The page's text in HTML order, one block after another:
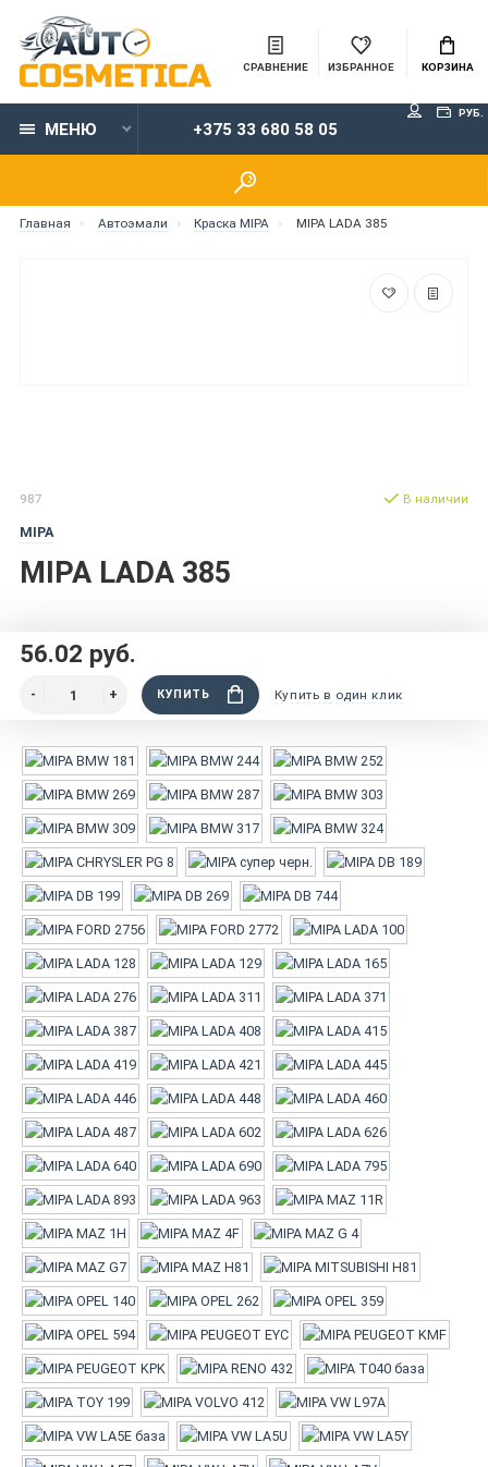
СРАВНЕНИЕ ИЗБРАННОЕ КОРЗИНА
МЕНЮ +375 33 680 58 05
РУБ.
Главная Автоэмали Краска MIPA MIPA LADA 385
987
MIPA
MIPA LADA 385
В наличии
56.02 руб.
КУПИТЬ Купить в один клик